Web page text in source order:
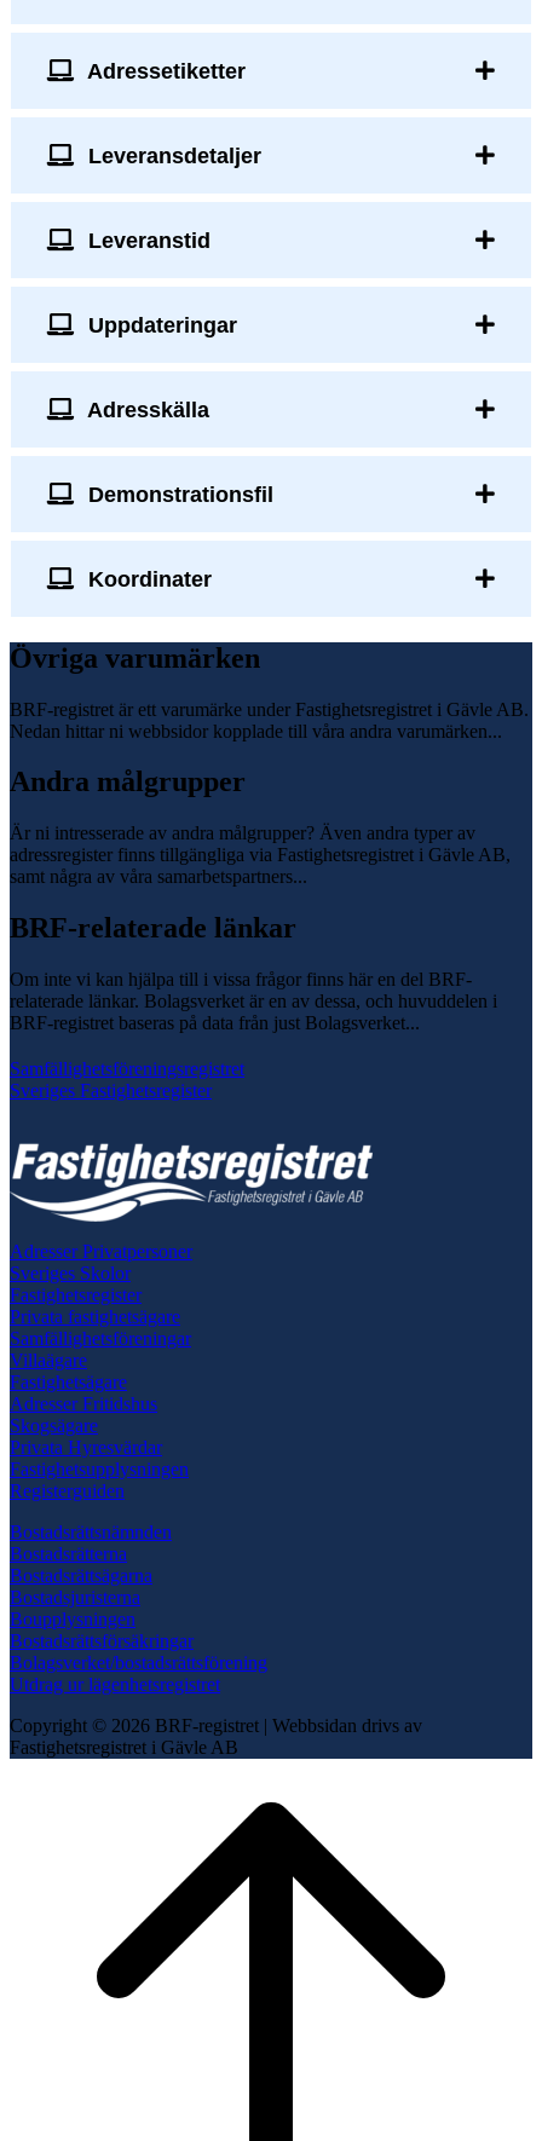
Adressetiketter
Leveransdetaljer
Leveranstid
Uppdateringar
Adresskälla
Demonstrationsfil
Koordinater
Övriga varumärken
BRF-registret är ett varumärke under Fastighetsregistret i Gävle AB.
Nedan hittar ni webbsidor kopplade till våra andra varumärken...
Andra målgrupper
Är ni intresserade av andra målgrupper? Även andra typer av
adressregister finns tillgängliga via Fastighetsregistret i Gävle AB,
samt några av våra samarbetspartners...
BRF-relaterade länkar
Om inte vi kan hjälpa till i vissa frågor finns här en del BRF-
relaterade länkar. Bolagsverket är en av dessa, och huvuddelen i
BRF-registret baseras på data från just Bolagsverket...
Samfällighetsföreningsregistret
Sveriges Fastighetsregister
Adresser Privatpersoner
Sveriges Skolor
Fastighetsregister
Privata fastighetsägare
Samfällighetsföreningar
Villaägare
Fastighetsägare
Adresser Fritidshus
Skogsägare
Privata Hyresvärdar
Fastighetsupplysningen
Registerguiden
Bostadsrättsnämnden
Bostadsrätterna
Bostadsrättsägarna
Bostadsjuristerna
Boupplysningen
Bostadsrättsförsäkringar
Bolagsverket/bostadsrättsförening
Utdrag ur lägenhetsregistret
Copyright © 2026 BRF-registret | Webbsidan drivs av
Fastighetsregistret i Gävle AB